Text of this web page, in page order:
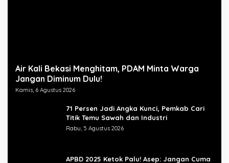
Air Kali Bekasi Menghitam, PDAM Minta Warga
Jangan Diminum Dulu!
Kamis, 6 Agustus 2026
71 Persen Jadi Angka Kunci, Pemkab Cari
Titik Temu Sawah dan Industri
Rabu, 5 Agustus 2026
APBD 2025 Ketok Palu! Asep: Jangan Cuma